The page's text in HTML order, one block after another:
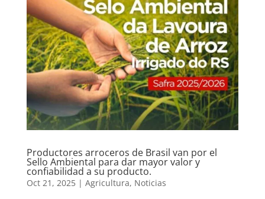
Productores arroceros de Brasil van por el
Sello Ambiental para dar mayor valor y
confiabilidad a su producto.
Oct 21, 2025| Agricultura, Noticias